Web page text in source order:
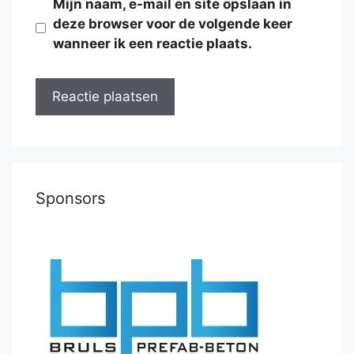
Mijn naam, e-mail en site opslaan in
deze browser voor de volgende keer
wanneer ik een reactie plaats.
Sponsors